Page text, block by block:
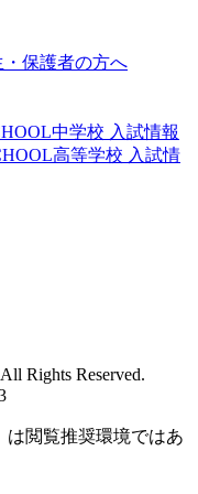
・保護者の方へ
中学校 入試情報
高等学校 入試情
Rights Reserved.
は閲覧推奨環境ではあ